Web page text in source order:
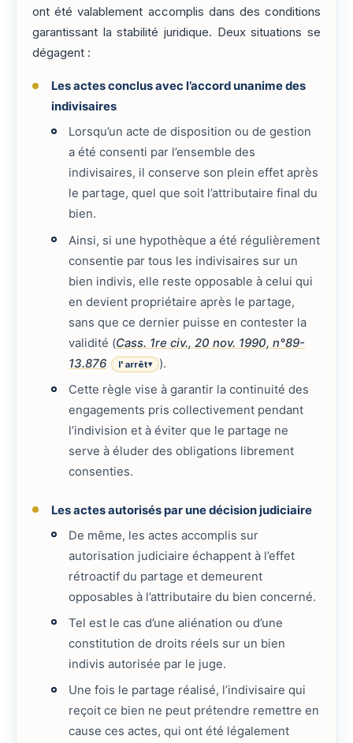
ont été valablement accomplis dans des conditions
garantissant la stabilité juridique. Deux situations se
dégagent :
Les actes conclus avec l’accord unanime des
indivisaires
Lorsqu’un acte de disposition ou de gestion
a été consenti par l’ensemble des
indivisaires, il conserve son plein effet après
le partage, quel que soit l’attributaire final du
bien.
Ainsi, si une hypothèque a été régulièrement
consentie par tous les indivisaires sur un
bien indivis, elle reste opposable à celui qui
en devient propriétaire après le partage,
sans que ce dernier puisse en contester la
validité (Cass. 1re civ., 20 nov. 1990, n°89-
13.876
l'arrêt▾
).
Cette règle vise à garantir la continuité des
engagements pris collectivement pendant
l’indivision et à éviter que le partage ne
serve à éluder des obligations librement
consenties.
Les actes autorisés par une décision judiciaire
De même, les actes accomplis sur
autorisation judiciaire échappent à l’effet
rétroactif du partage et demeurent
opposables à l’attributaire du bien concerné.
Tel est le cas d’une aliénation ou d’une
constitution de droits réels sur un bien
indivis autorisée par le juge.
Une fois le partage réalisé, l’indivisaire qui
reçoit ce bien ne peut prétendre remettre en
cause ces actes, qui ont été légalement